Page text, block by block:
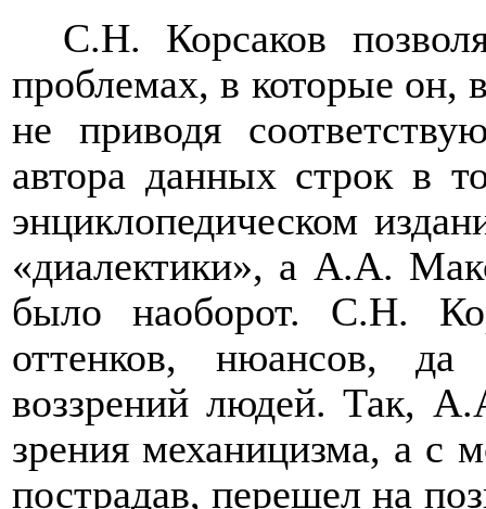
С.Н. Корсаков
проблемах, в которые он,
не приводя
автора данных строк в
энциклопедическом
«диалектики», а А.А.
было наоборот. С.Н.
оттенков, нюансов, да
воззрений людей. Так,
зрения механицизма, а с
пострадав, перешел на